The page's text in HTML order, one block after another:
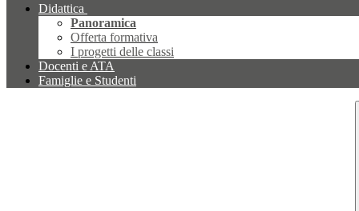
Didattica
Panoramica
Offerta formativa
I progetti delle classi
Docenti e ATA
Famiglie e Studenti